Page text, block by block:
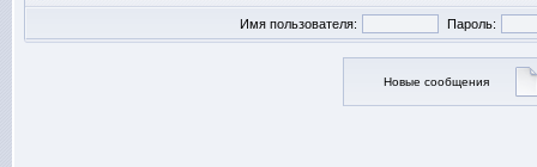
Имя пользователя: Пароль:
Новые сообщения